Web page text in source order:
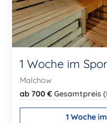
1 Woche im
Malchow
ab 700 € Gesamtpreis
1 Woche